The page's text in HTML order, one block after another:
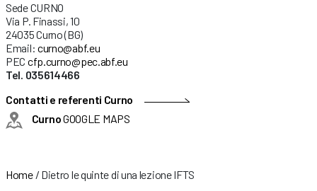
Sede CURNO
Via P. Finassi, 10
24035 Curno (BG)
Email: curno@abf.eu
PEC cfp.curno@pec.abf.eu
Tel. 035614466
Contatti e referenti Curno
CurnoGOOGLE MAPS
Home/ Dietro le quinte di una lezione IFTS